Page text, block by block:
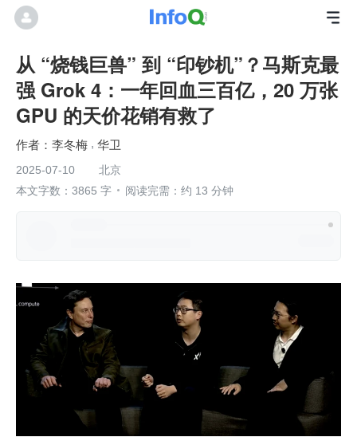
从 “烧钱巨兽” 到 “印钞机”？马斯克最
强 Grok 4：一年回血三百亿，20 万张
GPU 的天价花销有救了
李冬梅 华卫
2025-07-10
北京
本文字数：3865 字
阅读完需：约 13 分钟